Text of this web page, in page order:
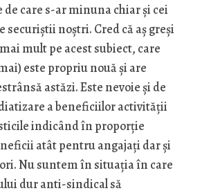
care s-ar minuna chiar şi cei
securiştii noştri. Cred că aş greşi
mult pe acest subiect, care
este propriu nouă şi are
astăzi. Este nevoie şi de
a beneficiilor activităţii
indicând în proporţie
atât pentru angajaţi dar şi
Nu suntem în situaţia în care
dur anti-sindical să